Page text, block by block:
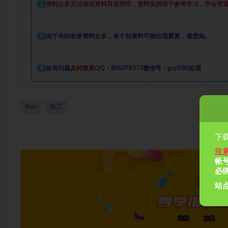
2 资料众多无法保证资料其适用性，资料实例 用于参考学习，学会变
3 由于本站收录资料众多，有个别资料可能出现重复，请悉知。
4 如有问题及时联系QQ：806096373微信号：gczl580处理
Bim 施工
下
注
帐
必
站